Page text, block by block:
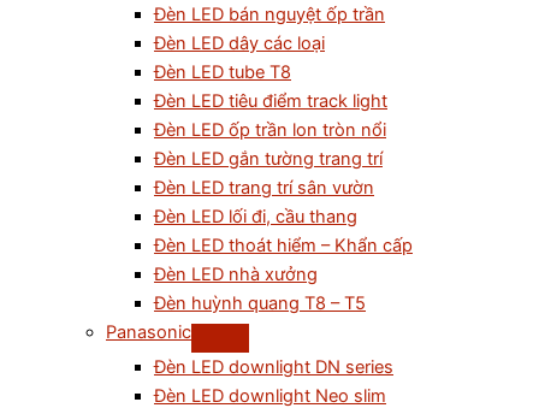
Đèn LED bán nguyệt ốp trần
Đèn LED dây các loại
Đèn LED tube T8
Đèn LED tiêu điểm track light
Đèn LED ốp trần lon tròn nổi
Đèn LED gắn tường trang trí
Đèn LED trang trí sân vườn
Đèn LED lối đi, cầu thang
Đèn LED thoát hiểm – Khẩn cấp
Đèn LED nhà xưởng
Đèn huỳnh quang T8 – T5
Panasonic
Đèn LED downlight DN series
Đèn LED downlight Neo slim